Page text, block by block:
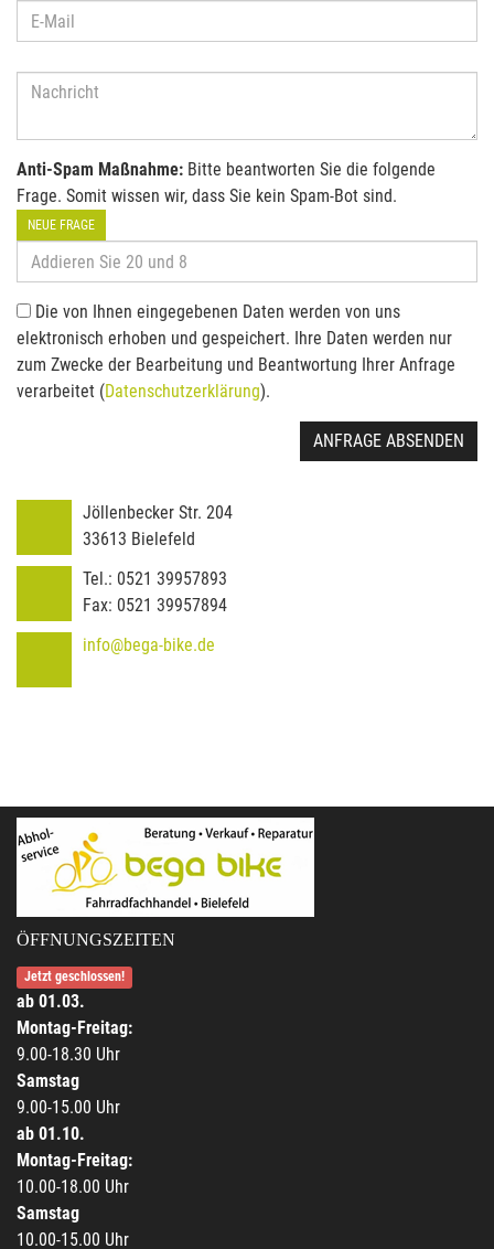
Anti-Spam Maßnahme: Bitte beantworten Sie die folgende
Frage. Somit wissen wir, dass Sie kein Spam-Bot sind.
NEUE FRAGE
Die von Ihnen eingegebenen Daten werden von uns
elektronisch erhoben und gespeichert. Ihre Daten werden nur
zum Zwecke der Bearbeitung und Beantwortung Ihrer Anfrage
verarbeitet (Datenschutzerklärung).
ANFRAGE ABSENDEN
Jöllenbecker Str. 204
33613 Bielefeld
Tel.: 0521 39957893
Fax: 0521 39957894
info@bega-bike.de
ÖFFNUNGSZEITEN
Jetzt geschlossen!
ab 01.03.
Montag-Freitag:
9.00-18.30 Uhr
Samstag
9.00-15.00 Uhr
ab 01.10.
Montag-Freitag:
10.00-18.00 Uhr
Samstag
10.00-15.00 Uhr